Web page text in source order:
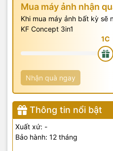
Mua máy ảnh nhận
Khi mua máy ảnh bất kỳ sẽ
KF Concept 3in1
Nhận quà ngay
Thông tin nổi bật
Xuất xứ: -
Bảo hành: 12 tháng